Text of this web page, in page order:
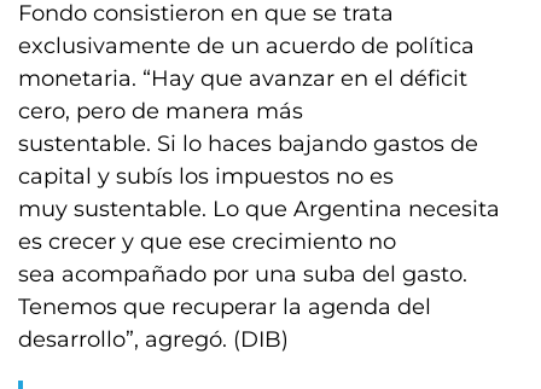
Fondo consistieron en que se trata
exclusivamente de un acuerdo de política
monetaria. “Hay que avanzar en el déficit
cero, pero de manera más
sustentable. Si lo haces bajando gastos de
capital y subís los impuestos no es
muy sustentable. Lo que Argentina necesita
es crecer y que ese crecimiento no
sea acompañado por una suba del gasto.
Tenemos que recuperar la agenda del
desarrollo”, agregó. (DIB)